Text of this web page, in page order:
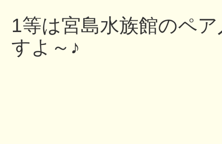
1等は宮島水族館のペ
すよ～♪